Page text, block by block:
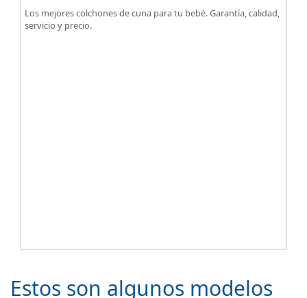
Los mejores colchones de cuna para tu bebé. Garantía, calidad,
servicio y precio.
Estos son algunos modelos